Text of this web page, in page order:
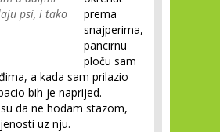
psi, i tako
prema
snajperima,
pancirnu
ploču sam
a kada sam prilazio
bih je naprijed.
da ne hodam stazom,
uz nju.